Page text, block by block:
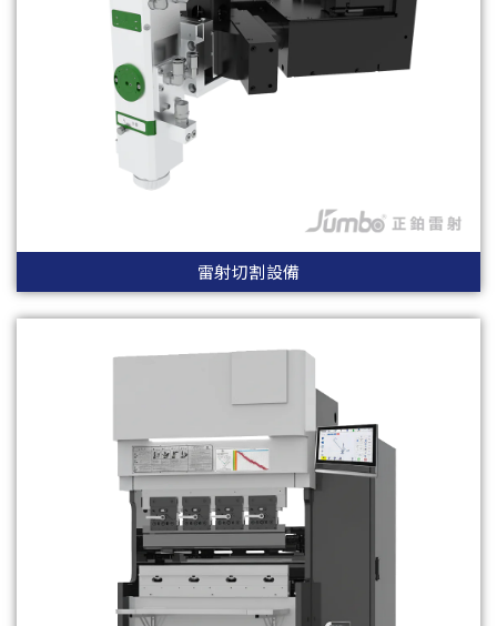
雷射切割設備